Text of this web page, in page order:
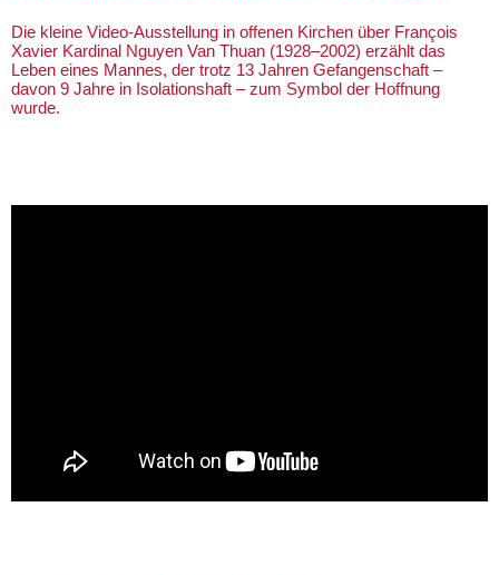
Die kleine Video-Ausstellung in offenen Kirchen über François
Xavier Kardinal Nguyen Van Thuan (1928–2002) erzählt das
Leben eines Mannes, der trotz 13 Jahren Gefangenschaft –
davon 9 Jahre in Isolationshaft – zum Symbol der Hoffnung
wurde.